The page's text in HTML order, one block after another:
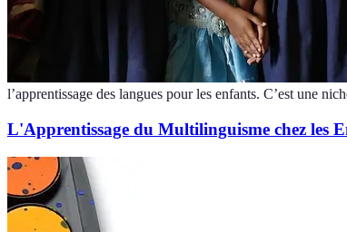
l’apprentissage des langues pour les enfants. C’est une
L'Apprentissage du Multilinguisme chez les